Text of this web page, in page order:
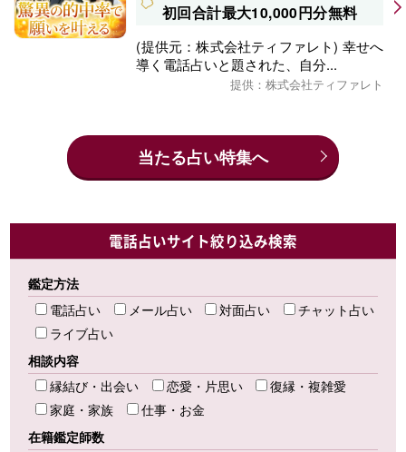
初回合計最大10,000円分無料
(提供元：株式会社ティファレト) 幸せへ
導く電話占いと題された、自分...
提供：株式会社ティファレト
当たる占い特集へ
電話占いサイト絞り込み検索
鑑定方法
電話占い
メール占い 対面占い
チャット占い
ライブ占い
相談内容
縁結び・出会い
恋愛・片思い
復縁・複雑愛
家庭・家族
仕事・お金
在籍鑑定師数